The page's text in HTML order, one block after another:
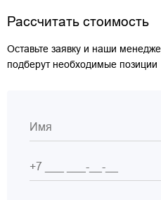
Рассчитать стоимость
Оставьте заявку и наши
подберут необходимые позиции